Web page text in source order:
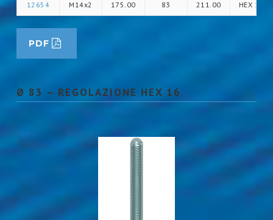
12654 M14x2 175.00 83 211.00 HEX 14
PDF
Ø 83 – REGOLAZIONE HEX 16